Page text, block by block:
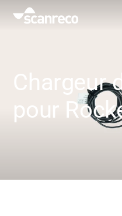
Customisation
Productivité et sécurité
Chargeur
pour